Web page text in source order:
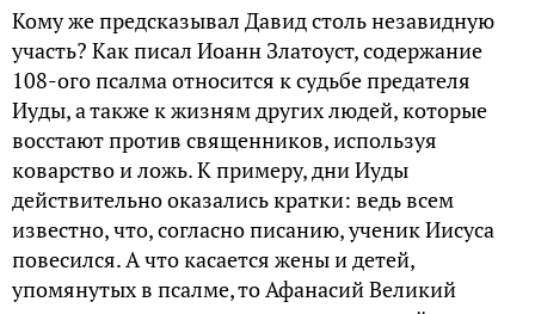
Кому же предсказывал Давид столь незавидную
участь? Как писал Иоанн Златоуст, содержание
108-ого псалма относится к судьбе предателя
Иуды, а также к жизням других людей, которые
восстают против священников, используя
коварство и ложь. К примеру, дни Иуды
действительно оказались кратки: ведь всем
известно, что, согласно писанию, ученик Иисуса
повесился. А что касается жены и детей,
упомянутых в псалме, то Афанасий Великий